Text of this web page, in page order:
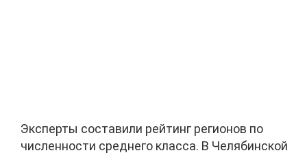
Эксперты составили рейтинг регионов по
численности среднего класса. В Челябинской